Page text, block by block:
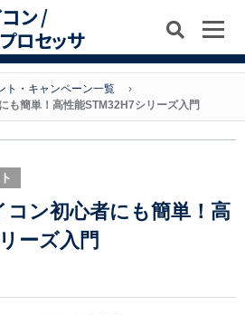
ン /
ロセッサ
ト・キャンペーン一覧
も簡単！高性能STM32H7シリーズ入門
コン初心者にも簡単！高
ーズ入門